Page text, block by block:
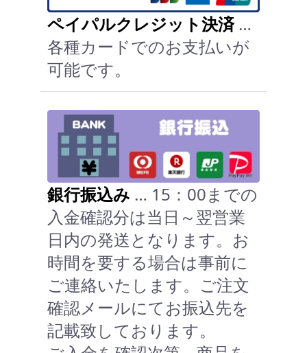
ペイパルクレジット決済…
各種カードでのお支払いが
可能です。
銀行振込み … 15：00までの
入金確認分は当日～翌営業
日内の発送となります。お
時間を要する場合は事前に
ご連絡いたします。ご注文
確認メールにてお振込先を
記載致しております。